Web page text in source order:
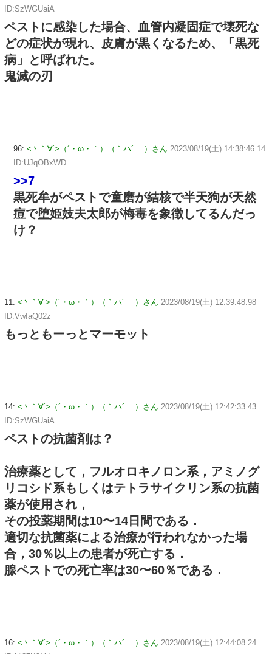
ID:SzWGUaiA
ペストに感染した場合、血管内凝固症で壊死な
どの症状が現れ、皮膚が黒くなるため、「黒死
病」と呼ばれた。
鬼滅の刃
96: <丶｀∀´>（´・ω・｀）（｀ハ´ ）さん 2023/08/19(土) 14:38:46.14
ID:UJqOBxWD
>>7
黒死牟がペストで童磨が結核で半天狗が天然
痘で堕姫妓夫太郎が梅毒を象徴してるんだっ
け？
11: <丶｀∀´>（´・ω・｀）（｀ハ´ ）さん 2023/08/19(土) 12:39:48.98
ID:VwIaQ02z
もっともーっとマーモット
14: <丶｀∀´>（´・ω・｀）（｀ハ´ ）さん 2023/08/19(土) 12:42:33.43
ID:SzWGUaiA
ペストの抗菌剤は？
治療薬として，フルオロキノロン系，アミノグ
リコシド系もしくはテトラサイクリン系の抗菌
薬が使用され，
その投薬期間は10〜14日間である．
適切な抗菌薬による治療が行われなかった場
合，30％以上の患者が死亡する．
腺ペストでの死亡率は30〜60％である．
16: <丶｀∀´>（´・ω・｀）（｀ハ´ ）さん 2023/08/19(土) 12:44:08.24